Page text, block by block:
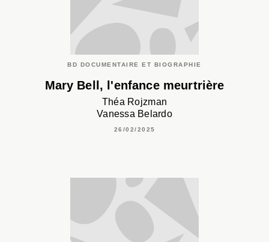
BD DOCUMENTAIRE ET BIOGRAPHIE
Mary Bell, l'enfance meurtrière
Théa Rojzman
Vanessa Belardo
26/02/2025